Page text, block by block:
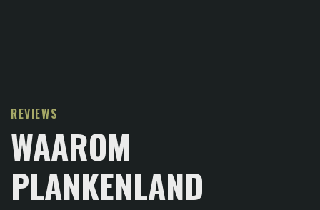
REVIEWS
WAAROM
PLANKENLAND